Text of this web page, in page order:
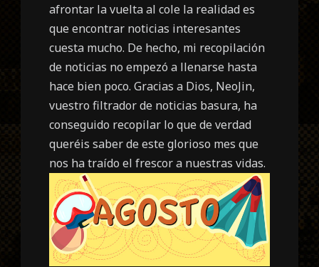
afrontar la vuelta al cole la realidad es
que encontrar noticias interesantes
cuesta mucho. De hecho, mi recopilación
de noticias no empezó a llenarse hasta
hace bien poco. Gracias a Dios, NeoJin,
vuestro filtrador de noticias basura, ha
conseguido recopilar lo que de verdad
queréis saber de este glorioso mes que
nos ha traído el frescor a nuestras vidas.